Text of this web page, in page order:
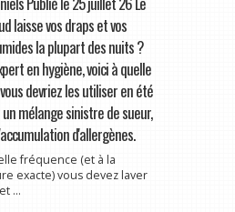
laisse vos draps et vos
la plupart des nuits ?
en hygiène, voici à quelle
devriez les utiliser en été
mélange sinistre de sueur,
d'allergènes.
fréquence (et à la
exacte) vous devez laver
...